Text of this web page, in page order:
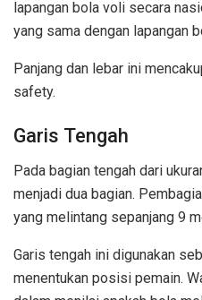
lapangan bola voli secara
yang sama dengan lapangan
Panjang dan lebar ini
safety.
Garis Tengah
Pada bagian tengah dari
menjadi dua bagian.
yang melintang sepanjang 9
Garis tengah ini digunakan
menentukan posisi pemain.